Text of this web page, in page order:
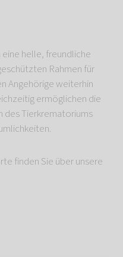
helle, freundliche
Rahmen für
Angehörige weiterhin
ermöglichen die
des Tierkrematoriums
finden Sie über unsere